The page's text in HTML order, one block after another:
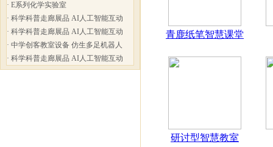
· E系列化学实验室
· 科学科普走廊展品 AI人工智能互动
· 科学科普走廊展品 AI人工智能互动
· 中学创客教室设备 仿生多足机器人
· 科学科普走廊展品 AI人工智能互动
青鹿纸笔智慧课堂
研讨型智慧教室